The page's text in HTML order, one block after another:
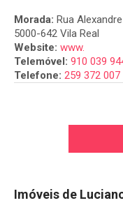
Morada: Rua
5000-642 Vila Real
Website: www.
Telemóvel: 910 039
Telefone: 259 372 007
Imóveis de